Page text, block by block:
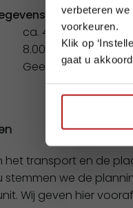
verbeteren
voorkeuren.
Klik op
gaat u
ca. 4.00 x 2.00 m
8.00 m2
Geel
het transport en de
stemmen we de
Wij geven hier